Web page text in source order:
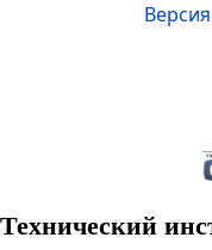
Технический